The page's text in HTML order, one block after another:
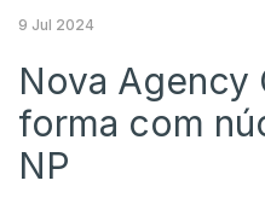
9 Jul 2024
Nova Agency
forma com
NP